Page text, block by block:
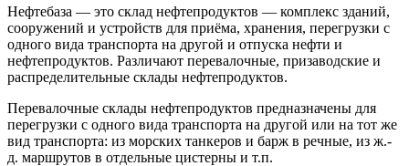
Нефтебаза — это склад нефтепродуктов — комплекс зданий,
сооружений и устройств для приёма, хранения, перегрузки с
одного вида транспорта на другой и отпуска нефти и
нефтепродуктов. Различают перевалочные, призаводские и
распределительные склады нефтепродуктов.
Перевалочные склады нефтепродуктов предназначены для
перегрузки с одного вида транспорта на другой или на тот же
вид транспорта: из морских танкеров и барж в речные, из ж.-
д. маршрутов в отдельные цистерны и т.п.